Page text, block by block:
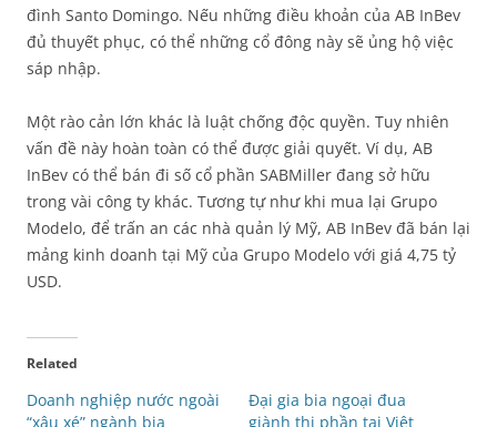
đình Santo Domingo. Nếu những điều khoản của AB InBev
đủ thuyết phục, có thể những cổ đông này sẽ ủng hộ việc
sáp nhập.
Một rào cản lớn khác là luật chống độc quyền. Tuy nhiên
vấn đề này hoàn toàn có thể được giải quyết. Ví dụ, AB
InBev có thể bán đi số cổ phần SABMiller đang sở hữu
trong vài công ty khác. Tương tự như khi mua lại Grupo
Modelo, để trấn an các nhà quản lý Mỹ, AB InBev đã bán lại
mảng kinh doanh tại Mỹ của Grupo Modelo với giá 4,75 tỷ
USD.
Related
Doanh nghiệp nước ngoài
“xâu xé” ngành bia
Đại gia bia ngoại đua
giành thị phần tại Việt